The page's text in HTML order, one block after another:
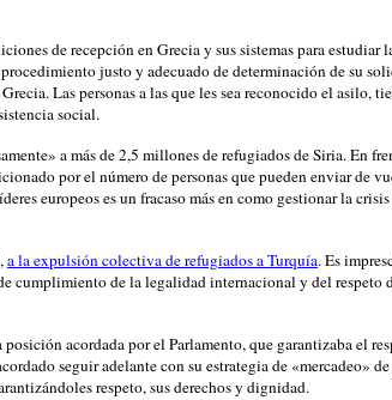
de recepción en Grecia y sus sistemas para estudiar
justo y adecuado de determinación de su
Las personas a las que les sea reconocido el
social.
a más de 2,5 millones de refugiados de Siria.
por el número de personas que pueden enviar de
europeos es un fracaso más en como gestionar la
a la expulsión colectiva de refugiados a Turquía. Es
de la legalidad internacional y del respeto
acordada por el Parlamento, que garantizaba el
seguir adelante con su estrategia de «mercadeo»
respeto, sus derechos y dignidad.